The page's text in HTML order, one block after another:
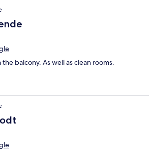
balcony. As well as clean rooms.